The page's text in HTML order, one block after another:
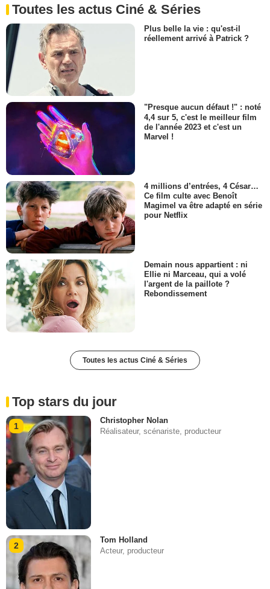
Toutes les actus Ciné & Séries
Plus belle la vie : qu'est-il
réellement arrivé à Patrick ?
"Presque aucun défaut !" : noté
4,4 sur 5, c'est le meilleur film
de l'année 2023 et c'est un
Marvel !
4 millions d’entrées, 4 César…
Ce film culte avec Benoît
Magimel va être adapté en série
pour Netflix
Demain nous appartient : ni
Ellie ni Marceau, qui a volé
l'argent de la paillote ?
Rebondissement
Toutes les actus Ciné & Séries
Top stars du jour
1
Christopher Nolan
Réalisateur, scénariste, producteur
2
Tom Holland
Acteur, producteur